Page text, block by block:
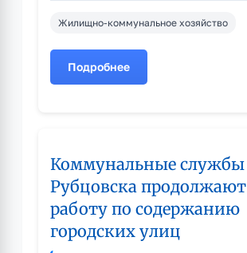
Жилищно-коммунальное хозяйство
Подробнее
о
за
неделю
сфере
ЖКХ
Коммунальные службы
Рубцовска продолжают
работу по содержанию
городских улиц